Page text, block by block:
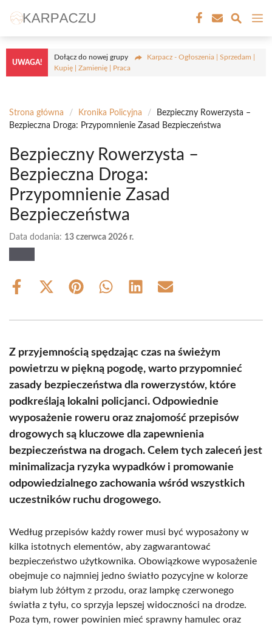
treści
UWAGA!
Dołącz do nowej grupy
Karpacz - Ogłoszenia | Sprzedam |
Kupię | Zamienię | Praca
Strona główna / Kronika Policyjna /
Bezpieczny Rowerzysta –
Bezpieczna Droga: Przypomnienie Zasad Bezpieczeństwa
Bezpieczny Rowerzysta –
Bezpieczna Droga:
Przypomnienie Zasad
Bezpieczeństwa
Data dodania: 13 czerwca 2026 r.
Share
Share
(Twitter)
Share Share Share Share
Z przyjemnością spędzając czas na świeżym
powietrzu w piękną pogodę, warto przypomnieć
zasady bezpieczeństwa dla rowerzystów, które
podkreślają lokalni policjanci. Odpowiednie
wyposażenie roweru oraz znajomość przepisów
drogowych są kluczowe dla zapewnienia
bezpieczeństwa na drogach. Celem tych zaleceń jest
minimalizacja ryzyka wypadków i promowanie
odpowiedzialnego zachowania wśród wszystkich
uczestników ruchu drogowego.
Według przepisów każdy rower musi być wyposażony w
kilka istotnych elementów, aby zagwarantować
bezpieczeństwo użytkownika. Obowiązkowe wyposażenie
obejmuje co najmniej jedno światło pozycyjne w kolorze
białym lub żółtym z przodu, oraz lampkę czerwonego
światła z tyłu, co sprzyja lepszej widoczności na drodze.
Poza tym, rower powinien mieć sprawny hamulec oraz